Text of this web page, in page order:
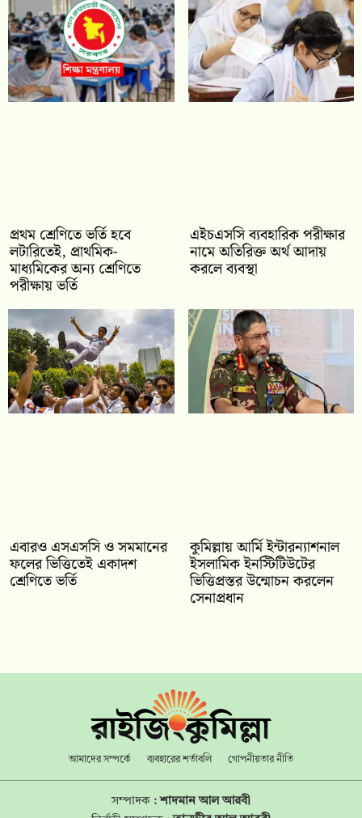
প্রথম শ্রেণিতে ভর্তি হবে
লটারিতেই, প্রাথমিক-
মাধ্যমিকের অন্য শ্রেণিতে
পরীক্ষায় ভর্তি
এইচএসসি ব্যবহারিক পরীক্ষার
নামে অতিরিক্ত অর্থ আদায়
করলে ব্যবস্থা
‎এবারও এসএসসি ও সমমানের
ফলের ভিত্তিতেই একাদশ
শ্রেণিতে ভর্তি
কুমিল্লায় আর্মি ইন্টারন্যাশনাল
ইসলামিক ইনস্টিটিউটের
ভিত্তিপ্রস্তর উন্মোচন করলেন
সেনাপ্রধান
আমাদের সম্পর্কে ব্যবহারের শর্তাবলি গোপনীয়তার নীতি
সম্পাদক :শাদমান আল আরবী